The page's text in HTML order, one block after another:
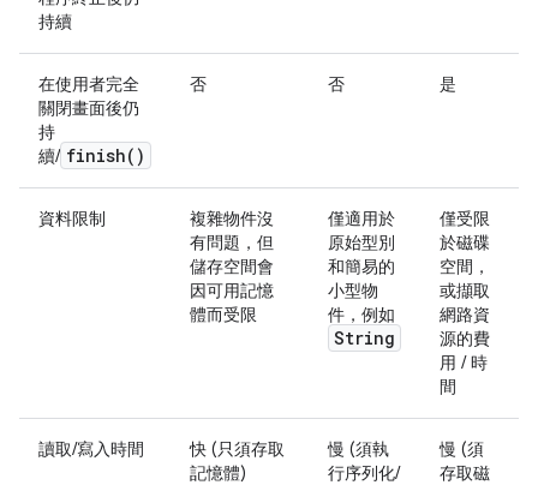
持續
在使用者完全
關閉畫面後仍
持
續/ finish( )
否 否 是
資料限制
複雜物件沒
有問題，但
儲存空間會
因可用記憶
體而受限
僅適用於
原始型別
和簡易的
小型物
件，例如
String
僅受限
於磁碟
空間，
或擷取
網路資
源的費
用 / 時
間
讀取/寫入時間
快 (只須存取
記憶體)
慢 (須執
行序列化/
慢 (須
存取磁